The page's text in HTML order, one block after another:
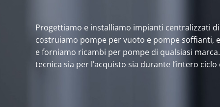
Progettiamo e installiamo impianti centralizzati
costruiamo pompe per vuoto e pompe soffianti,
e forniamo ricambi per pompe di qualsiasi
tecnica sia per l’acquisto sia durante l’intero